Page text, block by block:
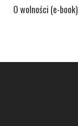
O wolności (e-book)